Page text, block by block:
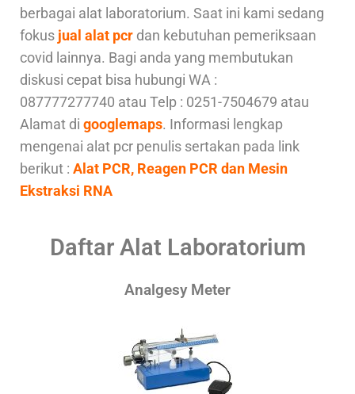
berbagai alat laboratorium. Saat ini kami sedang
fokus jual alat pcr dan kebutuhan pemeriksaan
covid lainnya. Bagi anda yang membutukan
diskusi cepat bisa hubungi WA :
087777277740 atau Telp : 0251-7504679 atau
Alamat di googlemaps. Informasi lengkap
mengenai alat pcr penulis sertakan pada link
berikut : Alat PCR, Reagen PCR dan Mesin
Ekstraksi RNA
Daftar Alat Laboratorium
Analgesy Meter